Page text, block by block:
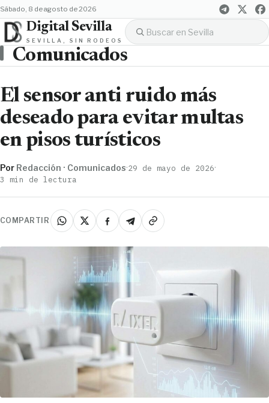
sábado, 8 de agosto de 2026
Digital Sevilla
SEVILLA, SIN RODEOS
Comunicados
El sensor anti ruido más
deseado para evitar multas
en pisos turísticos
Por Redacción · Comunicados·29 de mayo de 2026·
3 min de lectura
COMPARTIR